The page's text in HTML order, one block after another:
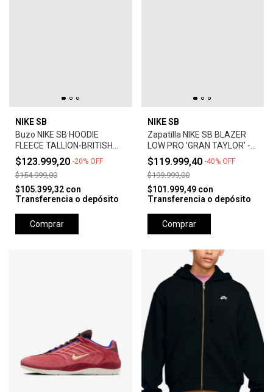
NIKE SB
Buzo NIKE SB HOODIE
FLEECE TALLION-BRITISH
TAN
$123.999,20 -20% OFF
$154.999,00
$105.399,32 con
Transferencia o depósito
Comprar
NIKE SB
Zapatilla NIKE SB BLAZER
LOW PRO 'GRAN TAYLOR' -
SUMMIT WHITE
$119.999,40 -40% OFF
$199.999,00
$101.999,49 con
Transferencia o depósito
Comprar